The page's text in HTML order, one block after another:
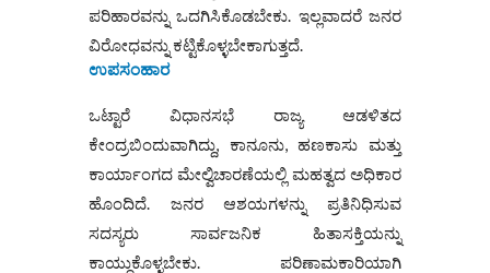
ಪರಿಹಾರವನ್ನು ಒದಗಿಸಿಕೊಡಬೇಕು. ಇಲ್ಲವಾದರೆ ಜನರ
ವಿರೋಧವನ್ನು ಕಟ್ಟಿಕೊಳ್ಳಬೇಕಾಗುತ್ತದೆ.
ಉಪಸಂಹಾರ
ಒಟ್ಟಾರೆ ವಿಧಾನಸಭೆ ರಾಜ್ಯ ಆಡಳಿತದ
ಕೇಂದ್ರಬಿಂದುವಾಗಿದ್ದು, ಕಾನೂನು, ಹಣಕಾಸು ಮತ್ತು
ಕಾರ್ಯಾಂಗದ ಮೇಲ್ವಿಚಾರಣೆಯಲ್ಲಿ ಮಹತ್ವದ ಅಧಿಕಾರ
ಹೊಂದಿದೆ. ಜನರ ಆಶಯಗಳನ್ನು ಪ್ರತಿನಿಧಿಸುವ
ಸದಸ್ಯರು ಸಾರ್ವಜನಿಕ ಹಿತಾಸಕ್ತಿಯನ್ನು
ಕಾಯ್ದುಕೊಳ್ಳಬೇಕು. ಪರಿಣಾಮಕಾರಿಯಾಗಿ